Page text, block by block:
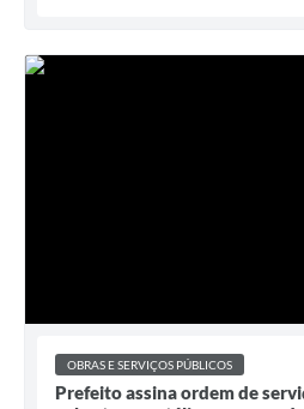
OBRAS E SERVIÇOS PÚBLICOS
Prefeito assina ordem de